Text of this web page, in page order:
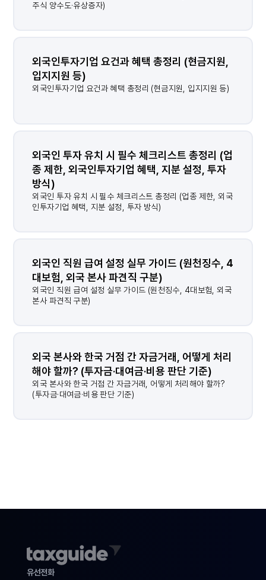
주식 양수도·유상증자)
외국인투자기업 요건과 혜택 총정리 (현금지원,
입지지원 등)
외국인투자기업 요건과 혜택 총정리 (현금지원, 입지지원 등)
외국인 투자 유치 시 필수 체크리스트 총정리 (업
종 제한, 외국인투자기업 혜택, 지분 설정, 투자
방식)
외국인 투자 유치 시 필수 체크리스트 총정리 (업종 제한, 외국
인투자기업 혜택, 지분 설정, 투자 방식)
외국인 직원 급여 설정 실무 가이드 (원천징수, 4
대보험, 외국 본사 파견직 구분)
외국인 직원 급여 설정 실무 가이드 (원천징수, 4대보험, 외국
본사 파견직 구분)
외국 본사와 한국 거점 간 자금거래, 어떻게 처리
해야 할까? (투자금·대여금·비용 판단 기준)
외국 본사와 한국 거점 간 자금거래, 어떻게 처리해야 할까?
(투자금·대여금·비용 판단 기준)
결과가 없습니다.
유선전화